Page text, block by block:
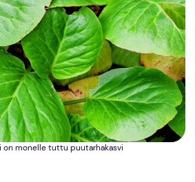
on monelle tuttu puutarhakasvi